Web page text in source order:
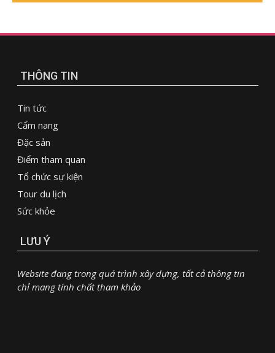
THÔNG TIN
Tin tức
Cẩm nang
Đặc sản
Điểm tham quan
Tổ chức sự kiện
Tour du lịch
Sức khỏe
LƯU Ý
Website đang trong quá trình xây dựng, tất cả thông tin
chỉ mang tính chất tham khảo